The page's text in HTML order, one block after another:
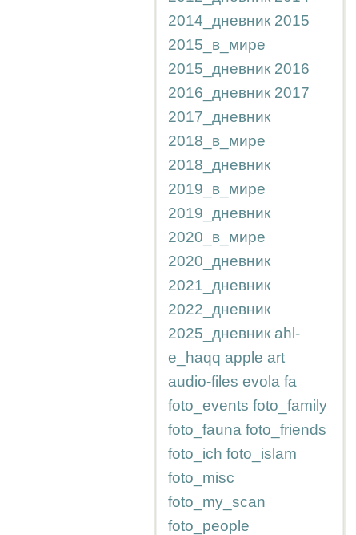
2014_дневник 2015
2015_в_мире
2015_дневник 2016
2016_дневник 2017
2017_дневник
2018_в_мире
2018_дневник
2019_в_мире
2019_дневник
2020_в_мире
2020_дневник
2021_дневник
2022_дневник
2025_дневник ahl-
e_haqq apple art
audio-files evola fa
foto_events foto_family
foto_fauna foto_friends
foto_ich foto_islam
foto_misc
foto_my_scan
foto_people